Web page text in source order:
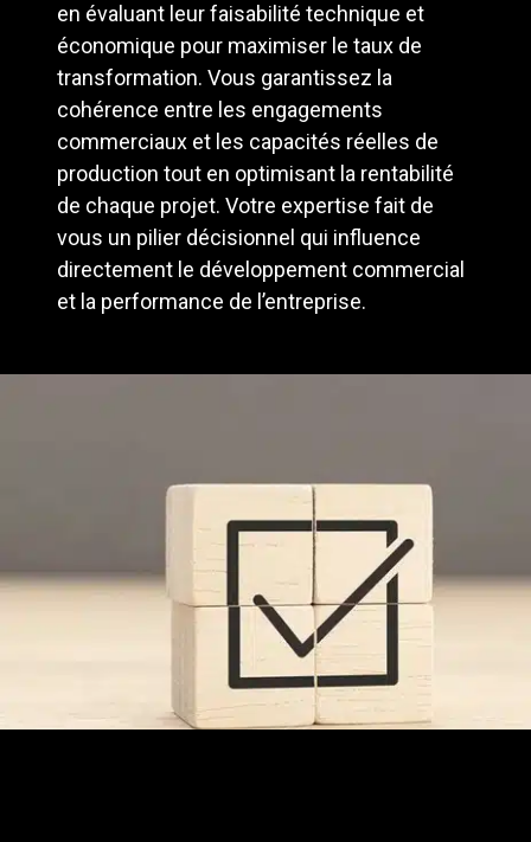
en évaluant leur faisabilité technique et
économique pour maximiser le taux de
transformation. Vous garantissez la
cohérence entre les engagements
commerciaux et les capacités réelles de
production tout en optimisant la rentabilité
de chaque projet. Votre expertise fait de
vous un pilier décisionnel qui influence
directement le développement commercial
et la performance de l’entreprise.